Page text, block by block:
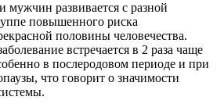
развивается с разной
повышенного риска
половины человечества.
встречается в 2 раза чаще
в послеродовом периоде и при
что говорит о значимости